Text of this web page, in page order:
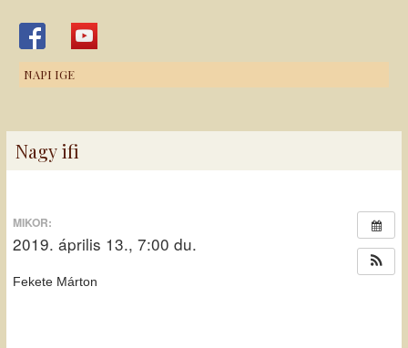
NAPI IGE
Nagy ifi
MIKOR:
2019. április 13., 7:00 du.
Fekete Márton